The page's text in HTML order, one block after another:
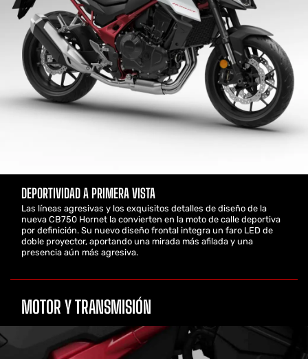
DEPORTIVIDAD A PRIMERA VISTA
Las líneas agresivas y los exquisitos detalles de diseño de la
nueva CB750 Hornet la convierten en la moto de calle deportiva
por definición. Su nuevo diseño frontal integra un faro LED de
doble proyector, aportando una mirada más afilada y una
presencia aún más agresiva.
MOTOR Y TRANSMISIÓN